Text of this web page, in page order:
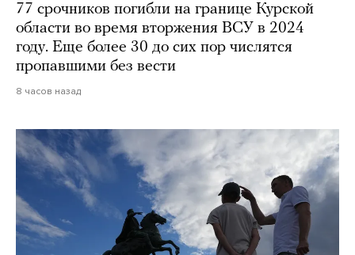
77 срочников погибли на границе Курской
области во время вторжения ВСУ в 2024
году. Еще более 30 до сих пор числятся
пропавшими без вести
8 часов назад